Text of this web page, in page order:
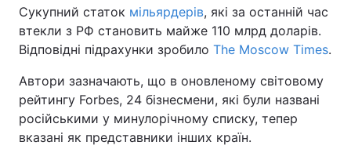
Україна Політика
Економіка Світ
Спорт Наука
Техно і зв'язок Лайт
Сукупний статок мільярдерів, які за останній час
втекли з РФ становить майже 110 млрд доларів.
Відповідні підрахунки зробило The Moscow Times.
Автори зазначають, що в оновленому світовому
рейтингу Forbes, 24 бізнесмени, які були названі
російськими у минулорічному списку, тепер
вказані як представники інших країн.